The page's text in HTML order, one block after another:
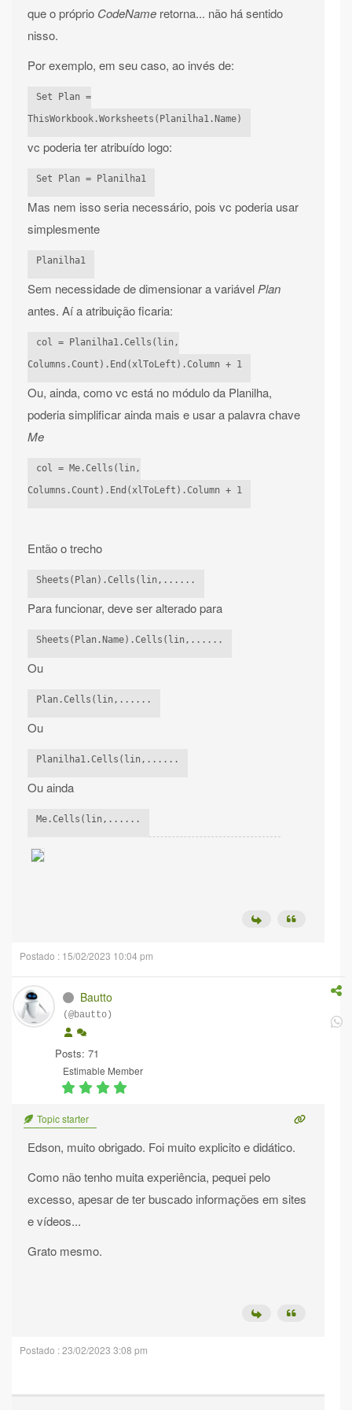
que o próprio CodeName retorna... não há sentido
nisso.
Por exemplo, em seu caso, ao invés de:
Set Plan =
ThisWorkbook.Worksheets(Planilha1.Name)
vc poderia ter atribuído logo:
Set Plan = Planilha1
Mas nem isso seria necessário, pois vc poderia usar
simplesmente
Planilha1
Sem necessidade de dimensionar a variável Plan
antes. Aí a atribuição ficaria:
col = Planilha1.Cells(lin,
Columns.Count).End(xlToLeft).Column + 1
Ou, ainda, como vc está no módulo da Planilha,
poderia simplificar ainda mais e usar a palavra chave
Me
col = Me.Cells(lin,
Columns.Count).End(xlToLeft).Column + 1
Então o trecho
Sheets(Plan).Cells(lin,......
Para funcionar, deve ser alterado para
Sheets(Plan.Name).Cells(lin,......
Ou
Plan.Cells(lin,......
Ou
Planilha1.Cells(lin,......
Ou ainda
Me.Cells(lin,......
Postado : 15/02/2023 10:04 pm
Bautto
(@bautto)
Posts: 71
Estimable Member
Topic starter
Edson, muito obrigado. Foi muito explicito e didático.
Como não tenho muita experiência, pequei pelo
excesso, apesar de ter buscado informações em sites
e vídeos...
Grato mesmo.
Postado : 23/02/2023 3:08 pm